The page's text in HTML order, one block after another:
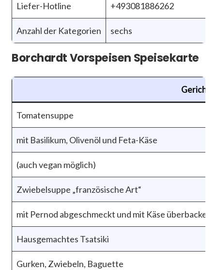
Liefer-Hotline +493081886262
Anzahl der Kategorien sechs
Borchardt Vorspeisen Speisekarte
Gericht
Tomatensuppe
mit Basilikum, Olivenöl und Feta-Käse
(auch vegan möglich)
Zwiebelsuppe „französische Art“
mit Pernod abgeschmeckt und mit Käse überbacken
Hausgemachtes Tsatsiki
Gurken, Zwiebeln, Baguette